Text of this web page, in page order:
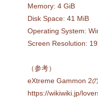
Memory: 4 GiB
Disk Space: 41 MiB
Operating System:
Screen Resolution:
（参考）
eXtreme Gammon 2
https://wikiwiki.jp/